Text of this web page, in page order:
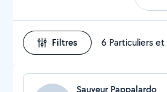
Filtres 6 Particuliers
Sauveur Pappalardo